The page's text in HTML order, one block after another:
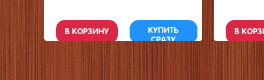
В КОРЗИНУ
КУПИТЬ
СРАЗУ
В